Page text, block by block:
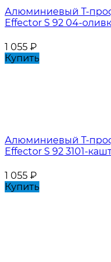
Алюминиевый Т-
Effector S 92 04-
1 055 ₽
Купить
Алюминиевый Т-
Effector S 92 3101-
1 055 ₽
Купить